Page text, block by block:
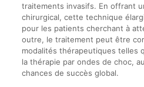
traitements invasifs. En offrant
chirurgical, cette technique
pour les patients cherchant à
outre, le traitement peut être
modalités thérapeutiques telles
la thérapie par ondes de choc,
chances de succès global.